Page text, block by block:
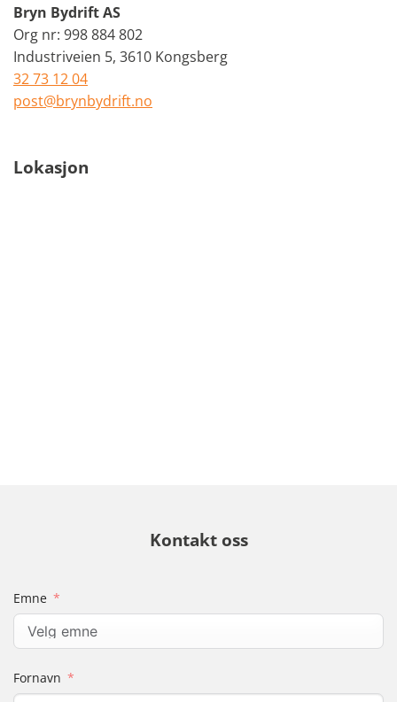
Bryn Bydrift AS
Org nr: 998 884 802
Industriveien 5, 3610 Kongsberg
32 73 12 04
post@brynbydrift.no
Lokasjon
Kontakt oss
Emne
Fornavn